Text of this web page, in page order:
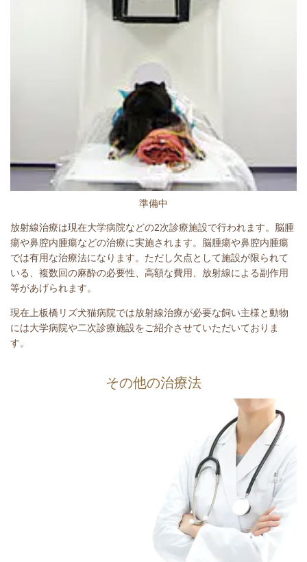
準備中
放射線治療は現在大学病院などの2次診療施設で行われます。脳腫
瘍や鼻腔内腫瘍などの治療に実施されます。脳腫瘍や鼻腔内腫瘍
では有用な治療法になります。ただし欠点として施設が限られて
いる、複数回の麻酔の必要性、高額な費用、放射線による副作用
等があげられます。
現在上板橋リズ犬猫病院では放射線治療が必要な飼い主様と動物
には大学病院や二次診療施設をご紹介させていただいておりま
す。
その他の治療法